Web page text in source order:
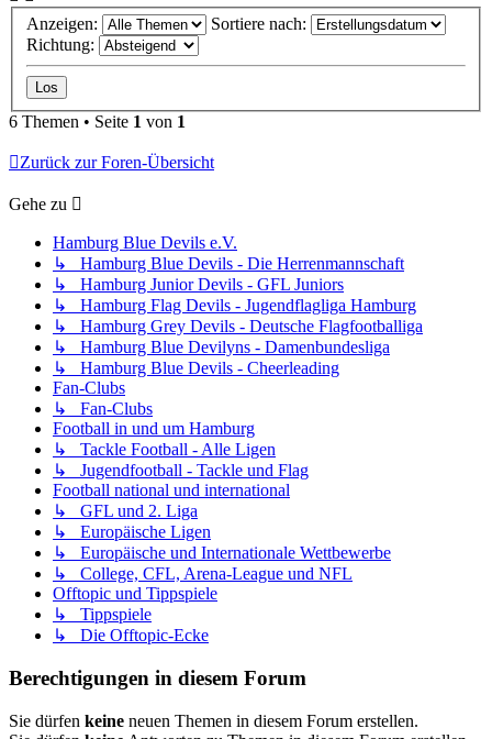
Anzeigen:
Sortiere nach:
Richtung:
6 Themen • Seite 1 von 1
Zurück zur Foren-Übersicht
Gehe zu
Hamburg Blue Devils e.V.
↳ Hamburg Blue Devils - Die Herrenmannschaft
↳ Hamburg Junior Devils - GFL Juniors
↳ Hamburg Flag Devils - Jugendflagliga Hamburg
↳ Hamburg Grey Devils - Deutsche Flagfootballiga
↳ Hamburg Blue Devilyns - Damenbundesliga
↳ Hamburg Blue Devils - Cheerleading
Fan-Clubs
↳ Fan-Clubs
Football in und um Hamburg
↳ Tackle Football - Alle Ligen
↳ Jugendfootball - Tackle und Flag
Football national und international
↳ GFL und 2. Liga
↳ Europäische Ligen
↳ Europäische und Internationale Wettbewerbe
↳ College, CFL, Arena-League und NFL
Offtopic und Tippspiele
↳ Tippspiele
↳ Die Offtopic-Ecke
Berechtigungen in diesem Forum
Sie dürfen keine neuen Themen in diesem Forum erstellen.